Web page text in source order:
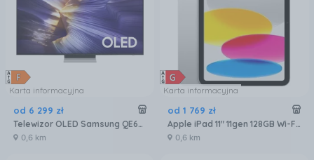
Karta informacyjna
od 6 299 zł
Telewizor OLED Samsung QE65S90FATXXH 65 cali 4K UHD
0,6 km
Karta informacyjna
od 1 769 zł
Apple iPad 11" 11gen 128GB Wi-Fi Srebrny (MD3Y4HCA)
0,6 km